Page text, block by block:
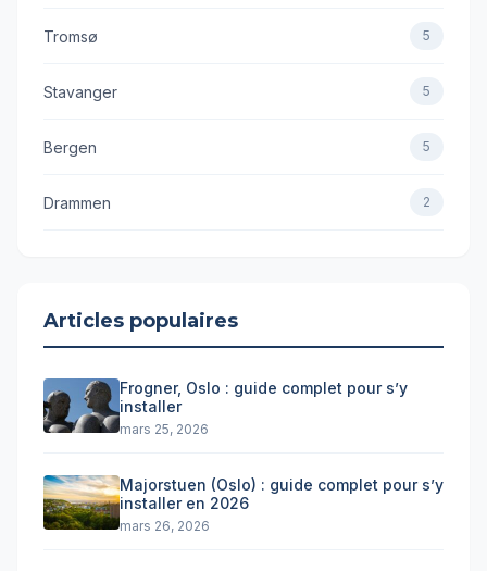
Tromsø 5
Stavanger 5
Bergen 5
Drammen 2
Articles populaires
Frogner, Oslo : guide complet pour s’y
installer
mars 25, 2026
Majorstuen (Oslo) : guide complet pour s’y
installer en 2026
mars 26, 2026